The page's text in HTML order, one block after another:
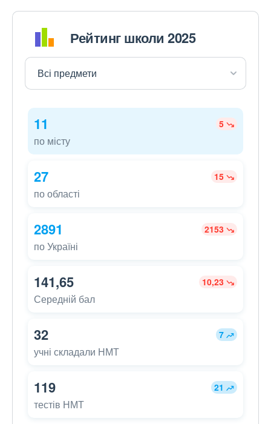
Рейтинг школи 2025
11 5
по місту
27 15
по області
2891 2153
по Україні
141,65 10,23
Середній бал
32 7
учні складали НМТ
119 21
тестів НМТ